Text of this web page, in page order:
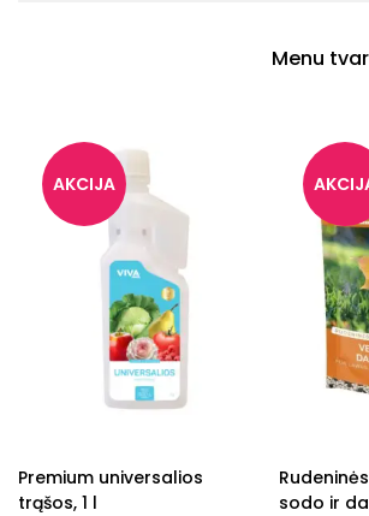
Menu
Premium universalios
trąšos, 1 l
sodo ir